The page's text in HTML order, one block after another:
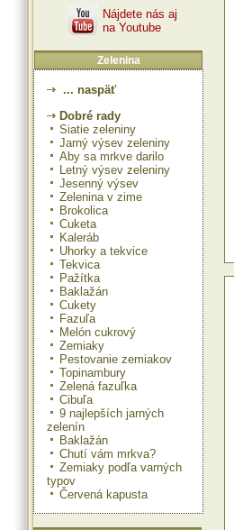
Nájdete nás aj
na Youtube
Zelenina
... naspäť
Dobré rady
Siatie zeleniny
Jarný výsev zeleniny
Aby sa mrkve darilo
Letný výsev zeleniny
Jesenný výsev
Zelenina v zime
Brokolica
Cuketa
Kaleráb
Uhorky a tekvice
Tekvica
Pažítka
Baklažán
Cukety
Fazuľa
Melón cukrový
Zemiaky
Pestovanie zemiakov
Topinambury
Zelená fazuľka
Cibuľa
9 najlepších jarných
zelenín
Baklažán
Chutí vám mrkva?
Zemiaky podľa varných
typov
Červená kapusta